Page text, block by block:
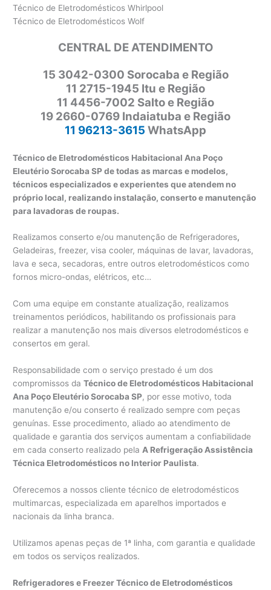
Técnico de Eletrodomésticos Whirlpool
Técnico de Eletrodomésticos Wolf
CENTRAL DE ATENDIMENTO
15 3042-0300 Sorocaba e Região
11 2715-1945 Itu e Região
11 4456-7002 Salto e Região
19 2660-0769 Indaiatuba e Região
11 96213-3615 WhatsApp
Técnico de Eletrodomésticos Habitacional Ana Poço
Eleutério Sorocaba SP de todas as marcas e modelos,
técnicos especializados e experientes que atendem no
próprio local, realizando instalação, conserto e manutenção
para lavadoras de roupas.
Realizamos conserto e/ou manutenção de Refrigeradores,
Geladeiras, freezer, visa cooler, máquinas de lavar, lavadoras,
lava e seca, secadoras, entre outros eletrodomésticos como
fornos micro-ondas, elétricos, etc…
Com uma equipe em constante atualização, realizamos
treinamentos periódicos, habilitando os profissionais para
realizar a manutenção nos mais diversos eletrodomésticos e
consertos em geral.
Responsabilidade com o serviço prestado é um dos
compromissos daTécnico de Eletrodomésticos Habitacional
Ana Poço Eleutério Sorocaba SP, por esse motivo, toda
manutenção e/ou conserto é realizado sempre com peças
genuínas. Esse procedimento, aliado ao atendimento de
qualidade e garantia dos serviços aumentam a confiabilidade
em cada conserto realizado pela A Refrigeração Assistência
Técnica Eletrodomésticos no Interior Paulista.
Oferecemos a nossos cliente técnico de eletrodomésticos
multimarcas, especializada em aparelhos importados e
nacionais da linha branca.
Utilizamos apenas peças de 1ª linha, com garantia e qualidade
em todos os serviços realizados.
Refrigeradores e Freezer Técnico de Eletrodomésticos